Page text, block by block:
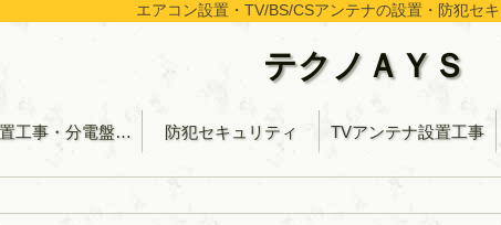
エアコン設置・TV/BS/CSアンテナの設置・防犯セ
テクノＡＹＳ
EVコンセント設置工事・分電盤交換等 防犯セキュリティ TVアンテナ設置工事